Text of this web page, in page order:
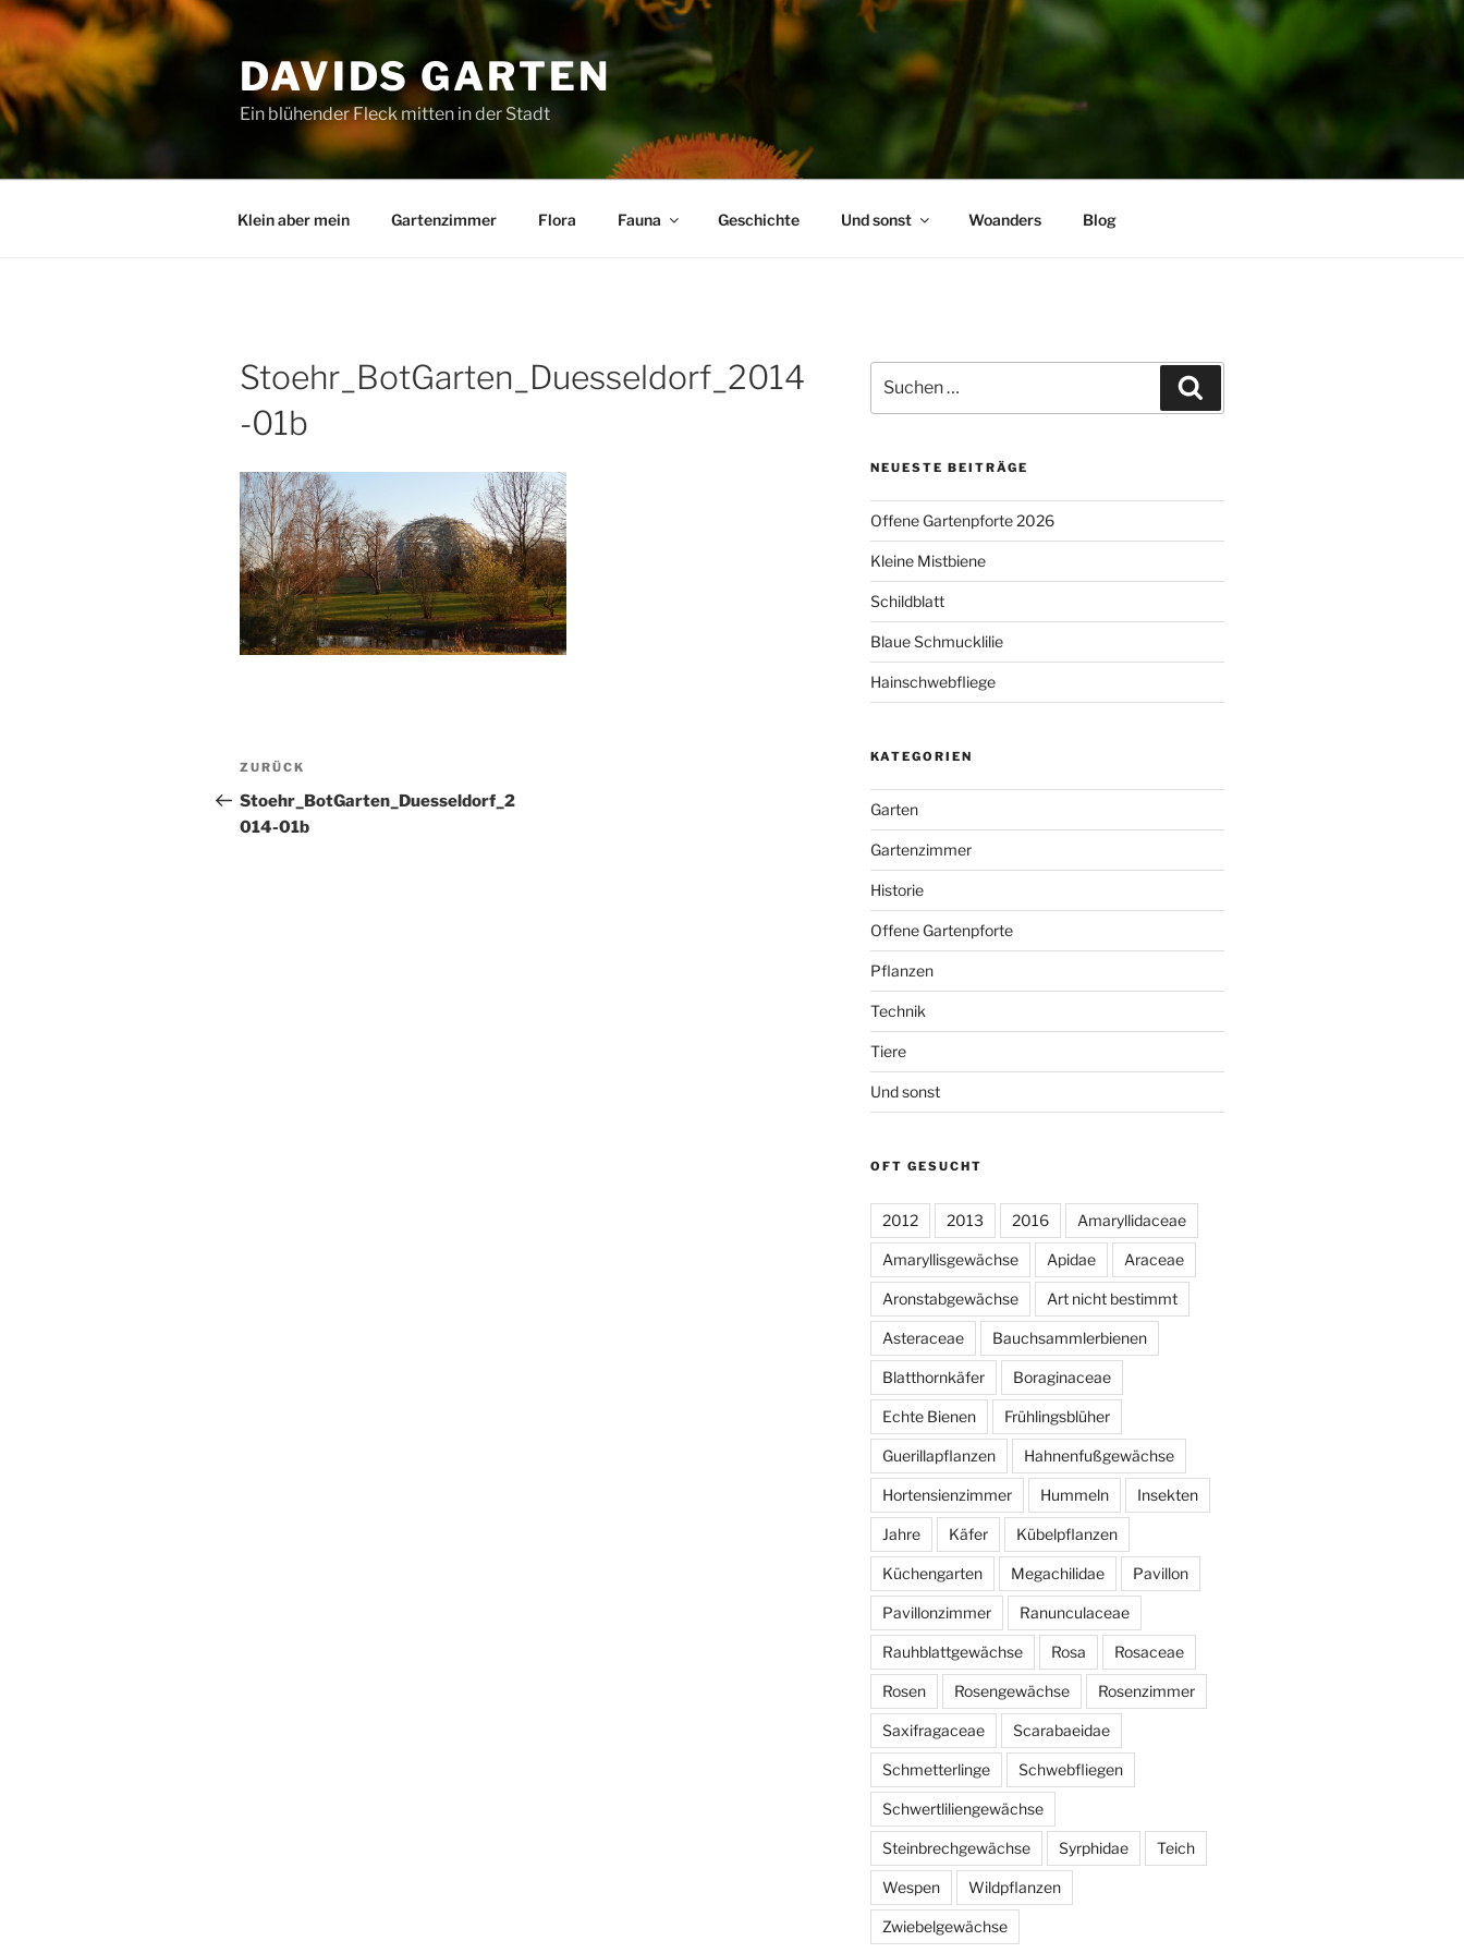
Zum
springen
DAVIDS GARTEN
Ein blühender Fleck mitten in der Stadt
Klein aber mein Gartenzimmer Flora Fauna Geschichte Und sonst Woanders Blog
Stoehr_BotGarten_Duesseldorf_2014
-01b
Beitragsnavigation
Vorheriger
Beitrag
ZURÜCK
Stoehr_BotGarten_Duesseldorf_2
014-01b
nach:
NEUESTE BEITRÄGE
Offene Gartenpforte 2026
Kleine Mistbiene
Schildblatt
Blaue Schmucklilie
Hainschwebfliege
KATEGORIEN
Garten
Gartenzimmer
Historie
Offene Gartenpforte
Pflanzen
Technik
Tiere
Und sonst
OFT GESUCHT
2012 2013 2016 Amaryllidaceae
Amaryllisgewächse Apidae Araceae
Aronstabgewächse Art nicht bestimmt
Asteraceae Bauchsammlerbienen
Blatthornkäfer Boraginaceae
Echte Bienen Frühlingsblüher
Guerillapflanzen Hahnenfußgewächse
Hortensienzimmer Hummeln Insekten
Jahre Käfer Kübelpflanzen
Küchengarten Megachilidae Pavillon
Pavillonzimmer Ranunculaceae
Rauhblattgewächse Rosa Rosaceae
Rosen Rosengewächse Rosenzimmer
Saxifragaceae Scarabaeidae
Schmetterlinge Schwebfliegen
Schwertliliengewächse
Steinbrechgewächse Syrphidae Teich
Wespen Wildpflanzen
Zwiebelgewächse